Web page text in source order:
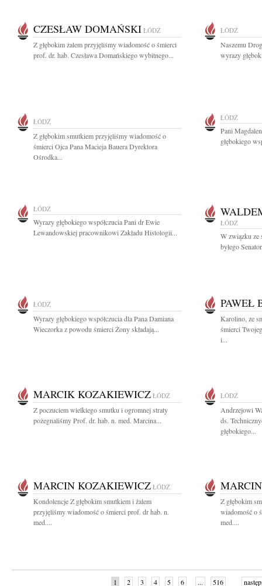
CZESŁAW DOMAŃSKI ŁÓDŹ
Z głębokim żalem przyjęliśmy wiadomość o śmierci
prof. dr. hab. Czesława Domańskiego wybitnego...
ŁÓDŹ
Naszemu
wyrazy
ŁÓDŹ
Z głębokim smutkiem przyjęliśmy wiadomość o
śmierci Ojca Pana Macieja Bauera Dyrektora
Ośrodka...
ŁÓDŹ
Pani
głębokiego
ŁÓDŹ
Wyrazy głębokiego współczucia Pani dr Ewie
Lewandowskiej pracownikowi Zakładu Histologii...
ŁÓDŹ
W związku ze
byłego
ŁÓDŹ
Wyrazy głębokiego współczucia dla Pana Damiana
Wieczorka z powodu śmierci Żony składają...
PAWEŁ
Karolino, ze
śmierci
i...
MARCIK KOZAKIEWICZ ŁÓDŹ
Z poczuciem wielkiego smutku i ogromnej straty
pożegnaliśmy Prof. dr. hab. n. med. Marcina...
ŁÓDŹ
Andrzejowi
ds.
głębokiego...
MARCIN KOZAKIEWICZ ŁÓDŹ
Kondolencje Z głębokim smutkiem i żalem
przyjęliśmy wiadomość o śmierci prof. dr hab. n.
med....
Z głębokim
wiadomość o
med....
1 2 3 4 5 6 ... 516